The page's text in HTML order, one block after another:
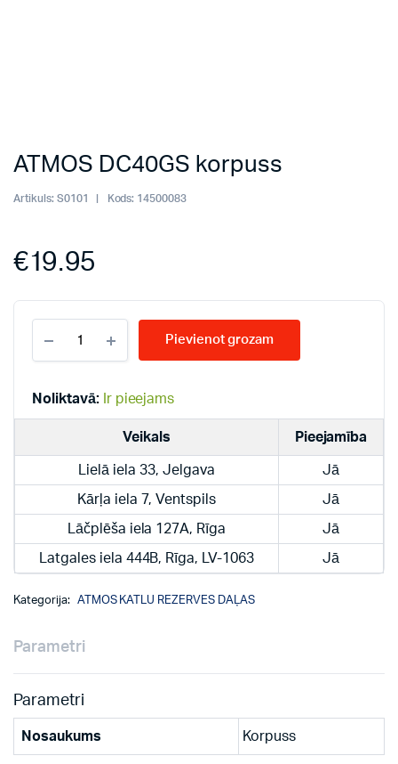
ATMOS DC40GS korpuss
Artikuls: S0101 Kods: 14500083
€19.95
DC40GS
korpuss
Pievienot grozam
Noliktavā: Ir pieejams
Veikals Pieejamība
Lielā iela 33, Jelgava Jā
Kārļa iela 7, Ventspils Jā
Lāčplēša iela 127A, Rīga Jā
Latgales iela 444B, Rīga, LV-1063 Jā
Kategorija: ATMOS KATLU REZERVES DAĻAS
Parametri
Parametri
Nosaukums Korpuss